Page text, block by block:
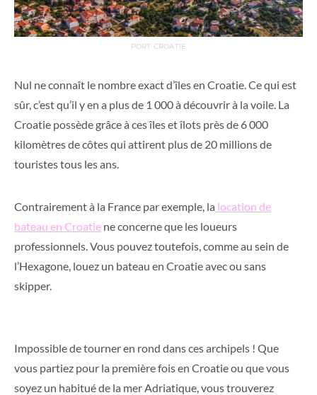
PORT CROATIE
Nul ne connaît le nombre exact d’îles en Croatie. Ce qui est
sûr, c’est qu’il y en a plus de 1 000 à découvrir à la voile. La
Croatie possède grâce à ces îles et îlots près de 6 000
kilomètres de côtes qui attirent plus de 20 millions de
touristes tous les ans.
Contrairement à la France par exemple, la location de
bateau en Croatie ne concerne que les loueurs
professionnels. Vous pouvez toutefois, comme au sein de
l’Hexagone, louez un bateau en Croatie avec ou sans
skipper.
Impossible de tourner en rond dans ces archipels ! Que
vous partiez pour la première fois en Croatie ou que vous
soyez un habitué de la mer Adriatique, vous trouverez